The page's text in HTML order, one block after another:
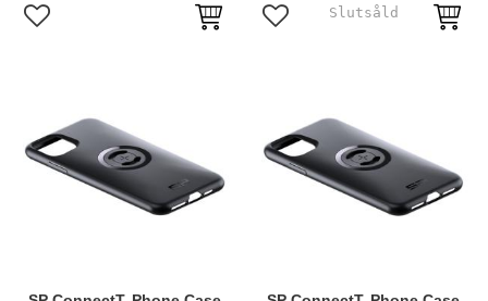
Lägg till i favoriter Lägg till i favoriter